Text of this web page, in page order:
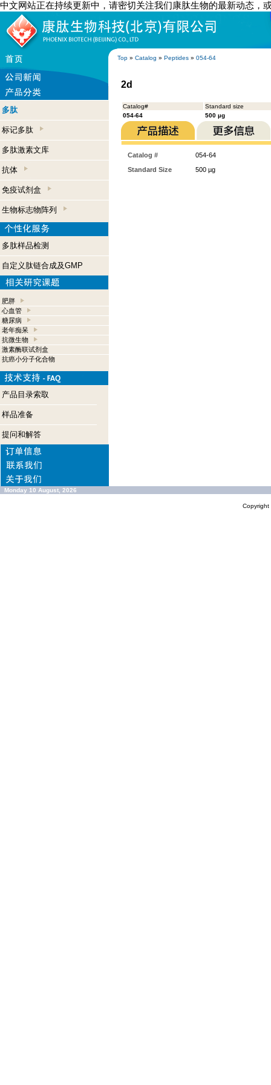
中文网站正在持续更新中，请密切关注我们康肽生物的最新动态，
Top » Catalog » Peptides » 054-64
多肽
标记多肽
多肽激素文库
抗体
免疫试剂盒
生物标志物阵列
多肽样品检测
自定义肽链合成及GMP
肥胖
心血管
糖尿病
老年痴呆
抗微生物
激素酶联试剂盒
抗癌小分子化合物
产品目录索取
样品准备
提问和解答
2d
Catalog#
Standard size
054-64
500 µg
Catalog #
054-64
Standard Size
500 µg
Monday 10 August, 2026